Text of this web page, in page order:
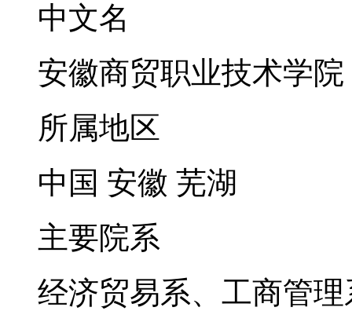
中文名
安徽商贸职业技术学院
所属地区
中国 安徽 芜湖
主要院系
经济贸易系、工商管